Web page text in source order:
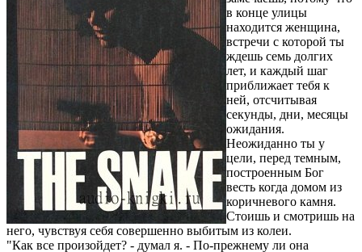
в конце улицы
находится женщина,
встречи с которой ты
ждешь семь долгих
лет, и каждый шаг
приближает тебя к
ней, отсчитывая
секунды, дни, месяцы
ожидания.
Неожиданно ты у
цели, перед темным,
построенным Бог
весть когда домом из
коричневого камня.
Стоишь и смотришь на
него, чувствуя себя совершенно выбитым из колеи.
"Как все произойдет? - думал я. - По-прежнему ли она